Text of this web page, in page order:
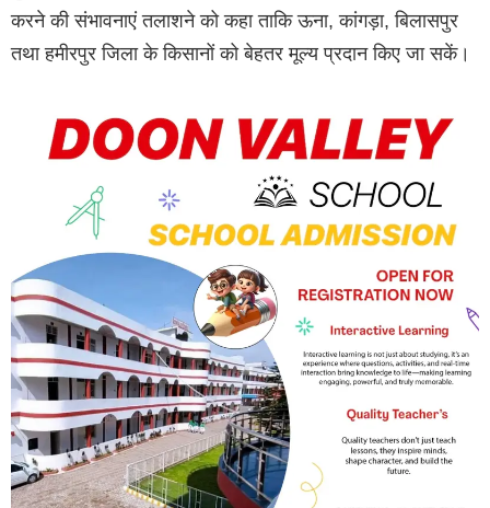
करने की संभावनाएं तलाशने को कहा ताकि ऊना, कांगड़ा, बिलासपुर
तथा हमीरपुर जिला के किसानों को बेहतर मूल्य प्रदान किए जा सकें।